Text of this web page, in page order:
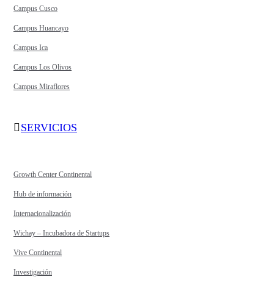
Campus Cusco
Campus Huancayo
Campus Ica
Campus Los Olivos
Campus Miraflores
SERVICIOS
Growth Center Continental
Hub de información
Internacionalización
Wichay – Incubadora de Startups
Vive Continental
Investigación